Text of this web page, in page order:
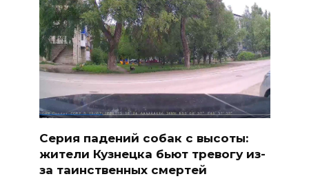
Серия падений собак с высоты:
жители Кузнецка бьют тревогу из-
за таинственных смертей